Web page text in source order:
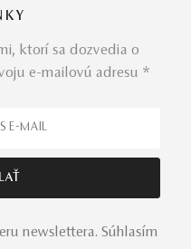
ktorí sa dozvedia o
e-mailovú adresu *
newslettera. Súhlasím